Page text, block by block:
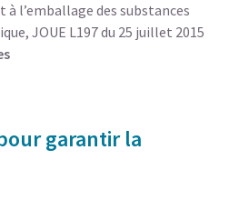
l’emballage des substances
JOUE L197 du 25 juillet 2015
garantir la